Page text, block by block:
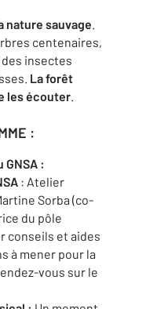
nature sauvage
centenaires,
des insectes
La forêt
les écouter
:
:
: Atelier
Sorba (co-
du pôle
conseils et aides
à mener pour la
vous sur le